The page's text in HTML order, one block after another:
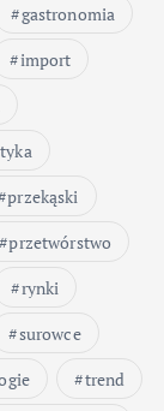
gastronomia
import
przekąski
przetwórstwo
rynki
surowce
trend